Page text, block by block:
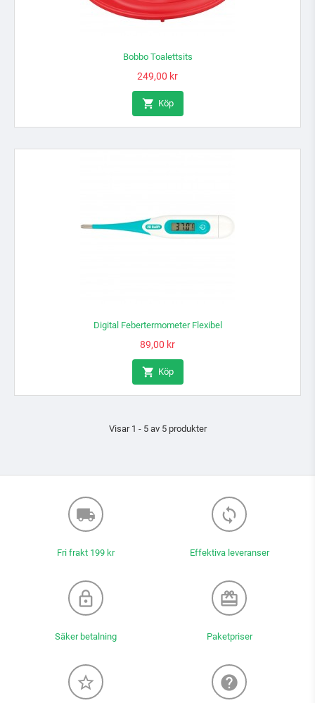
Bobbo Toalettsits
Pris
249,00 kr
 Köp
Digital Febertermometer Flexibel
Pris
89,00 kr
 Köp
Visar 1 - 5 av 5 produkter
local_shipping
Fri frakt 199 kr
loop
Effektiva leveranser
lock_outline
Säker betalning
redeem
Paketpriser
star_border help